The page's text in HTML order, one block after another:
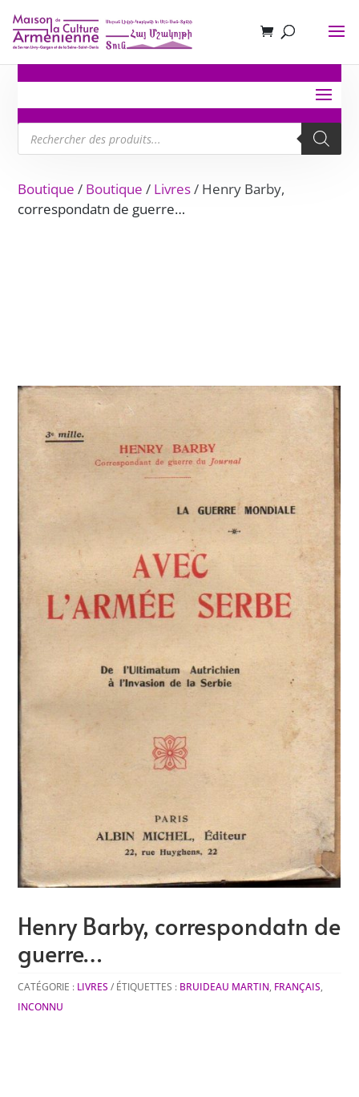
Recherche
de
produits
Boutique / Boutique / Livres/ Henry Barby,
correspondatn de guerre…
Henry Barby, correspondatn de
guerre…
CATÉGORIE : LIVRES ÉTIQUETTES : BRUIDEAU MARTIN, FRANÇAIS,
INCONNU